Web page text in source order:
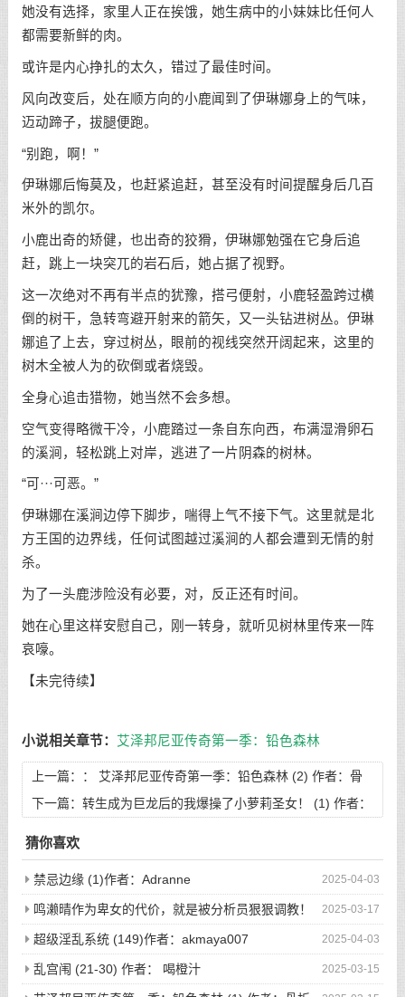
她没有选择，家里人正在挨饿，她生病中的小妹妹比任何人
都需要新鲜的肉。
或许是内心挣扎的太久，错过了最佳时间。
风向改变后，处在顺方向的小鹿闻到了伊琳娜身上的气味，
迈动蹄子，拔腿便跑。
“别跑，啊！”
伊琳娜后悔莫及，也赶紧追赶，甚至没有时间提醒身后几百
米外的凯尔。
小鹿出奇的矫健，也出奇的狡猾，伊琳娜勉强在它身后追
赶，跳上一块突兀的岩石后，她占据了视野。
这一次绝对不再有半点的犹豫，搭弓便射，小鹿轻盈跨过横
倒的树干，急转弯避开射来的箭矢，又一头钻进树丛。伊琳
娜追了上去，穿过树丛，眼前的视线突然开阔起来，这里的
树木全被人为的砍倒或者烧毁。
全身心追击猎物，她当然不会多想。
空气变得略微干冷，小鹿踏过一条自东向西，布满湿滑卵石
的溪涧，轻松跳上对岸，逃进了一片阴森的树林。
“可···可恶。”
伊琳娜在溪涧边停下脚步，喘得上气不接下气。这里就是北
方王国的边界线，任何试图越过溪涧的人都会遭到无情的射
杀。
为了一头鹿涉险没有必要，对，反正还有时间。
她在心里这样安慰自己，刚一转身，就听见树林里传来一阵
哀嚎。
【未完待续】
小说相关章节： 艾泽邦尼亚传奇第一季：铅色森林
上一篇：： 艾泽邦尼亚传奇第一季：铅色森林 (2) 作者：骨
折的海绵体
下一篇： 转生成为巨龙后的我爆操了小萝莉圣女！ (1) 作者：
猜你喜欢
2025-04-03
禁忌边缘 (1)作者：Adranne
2025-03-17
鸣濑晴作为卑女的代价，就是被分析员狠狠调教！
(完)作者：空琉lemon
2025-04-03
超级淫乱系统 (149)作者：akmaya007
2025-03-15
乱宫闱 (21-30) 作者： 喝橙汁